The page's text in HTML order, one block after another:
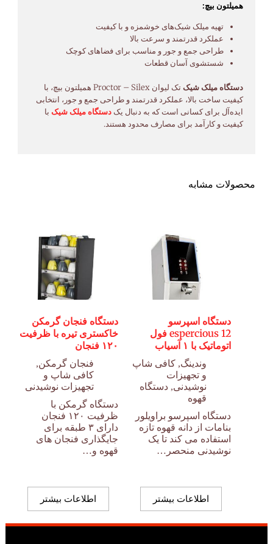
همیلتون بیچ:
تهیه میلک شیک‌های خوشمزه و با کیفیت
عملکرد قدرتمند و سرعت بالا
طراحی جمع و جور و مناسب برای فضاهای کوچک
شستشوی آسان قطعات
دستگاه میلک شیک
تک لیوان Proctor – Silex همیلتون بیچ، با
کیفیت ساخت بالا، عملکرد قدرتمند و طراحی جمع و جور، انتخابی
ایده‌آل برای کسانی است که به دنبال یک دستگاه میلک شیکبا
کیفیت و کارآمد برای مصارف محدود هستند.
محصولات مشابه
دستگاه اسپرسو
espercious 12 فول
اتوماتیک با ۱ آسیاب
وندینگ, کافی شاپ
و تجهیزات
نوشیدنی, دستگاه
قهوه
دستگاه اسپرسو براویلور
بنامات از دانه قهوه تازه
استفاده می کند تا یک
نوشیدنی منحصر…
اطلاعات بیشتر
دستگاه فنجان گرمکن
خاکستری تیره با ظرفیت
۱۲۰ فنجان
فنجان گرمکن,
کافی شاپ و
تجهیزات نوشیدنی
دستگاه گرمکن با
ظرفیت ۱۲۰ فنجان
دارای ۳ طبقه برای
جایگذاری فنجان های
قهوه و…
اطلاعات بیشتر